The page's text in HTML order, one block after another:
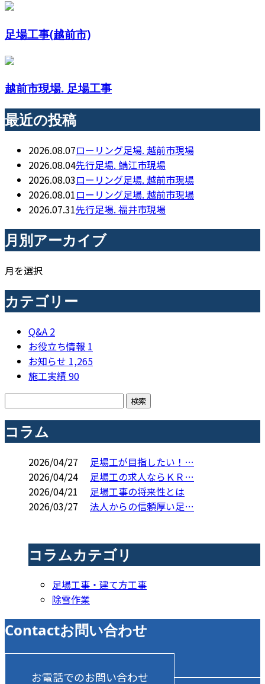
足場工事(越前市)
越前市現場. 足場工事
最近の投稿
2026.08.07ローリング足場. 越前市現場
2026.08.04先行足場. 鯖江市現場
2026.08.03ローリング足場. 越前市現場
2026.08.01ローリング足場. 越前市現場
2026.07.31先行足場. 福井市現場
月別アーカイブ
月を選択
カテゴリー
Q&A 2
お役立ち情報 1
お知らせ 1,265
施工実績90
コラム
2026/04/27
足場工が目指したい！…
2026/04/24
足場工の求人ならＫＲ…
2026/04/21
足場工事の将来性とは
2026/03/27
法人からの信頼厚い足…
コラムカテゴリ
足場工事・建て方工事
除雪作業
Contactお問い合わせ
お電話でのお問い合わせ